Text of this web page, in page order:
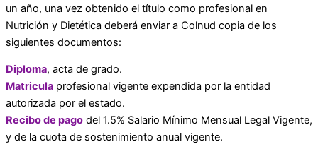
un año, una vez obtenido el título como profesional en
Nutrición y Dietética deberá enviar a Colnud copia de los
siguientes documentos:
Diploma, acta de grado.
Matricula profesional vigente expendida por la entidad
autorizada por el estado.
Recibo de pago del 1.5% Salario Mínimo Mensual Legal Vigente,
y de la cuota de sostenimiento anual vigente.